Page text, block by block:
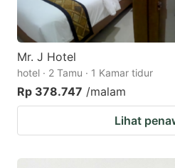
Mr. J Hotel
hotel · 2 Tamu · 1 Kamar tidur
Rp 378.747 /malam
Lihat